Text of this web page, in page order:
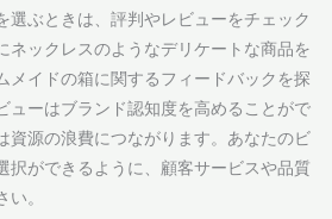
選ぶときは、評判やレビューをチェック
ネックレスのようなデリケートな商品を
メイドの箱に関するフィードバックを探
ューはブランド認知度を高めることがで
資源の浪費につながります。あなたのビ
択ができるように、顧客サービスや品質
。